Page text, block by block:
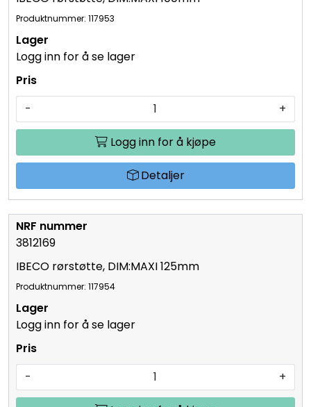
IBECO rørstøtte, DIM:MAXI 100mm
Produktnummer: 117953
Logg inn for å se lager
- +
Logg inn for å kjøpe
Detaljer
3812169
IBECO rørstøtte, DIM:MAXI 125mm
Produktnummer: 117954
Logg inn for å se lager
- +